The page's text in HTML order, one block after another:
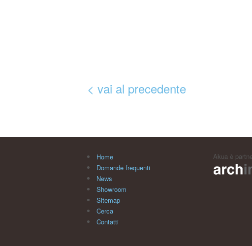
< vai al precedente
Home
Domande frequenti
News
Showroom
Sitemap
Cerca
Contatti
Akua è